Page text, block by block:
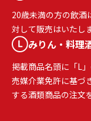
20歳未満の方の飲酒
対して販売はいたし
みりん・料理
掲載商品名頭に「L
売媒介業免許に基づ
する酒類商品の注文